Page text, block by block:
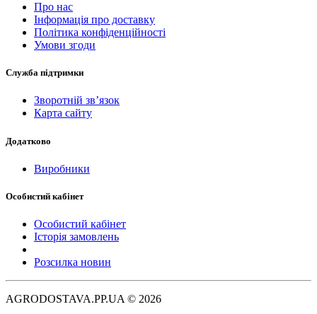
Про нас
Інформація про доставку
Політика конфіденційності
Умови згоди
Служба підтримки
Зворотній зв’язок
Карта сайту
Додатково
Виробники
Особистий кабінет
Особистий кабінет
Історія замовлень
Розсилка новин
AGRODOSTAVA.PP.UA © 2026